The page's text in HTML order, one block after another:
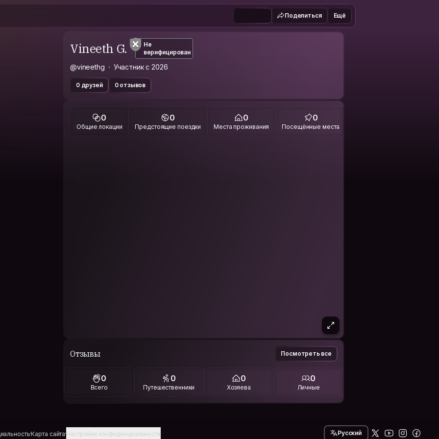
Поделиться Ещё
Vineeth G.
Не
верифицирован
@vineethg Участник с 2026
0 друзей 0 отзывов
0
Общие локации
0
Предстоящие поездки
0
Места проживания
0
Посещённые места
Отзывы Посмотреть все
0
Всего
0
Путешественники
0
Хозяева
0
Личные
Карта сайтаНастройки конфиденциальности Русский